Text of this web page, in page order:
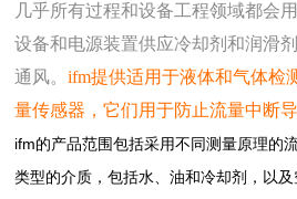
几乎所有过程和设备工程领域都会
设备和电源装置供应冷却剂和润滑
通风。ifm提供适用于液体和气体检
量传感器，它们用于防止流量中断
ifm的产品范围包括采用不同测量原理的
类型的介质，包括水、油和冷却剂，以